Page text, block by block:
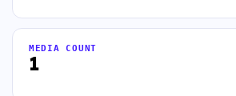
1
MEDIA COUNT